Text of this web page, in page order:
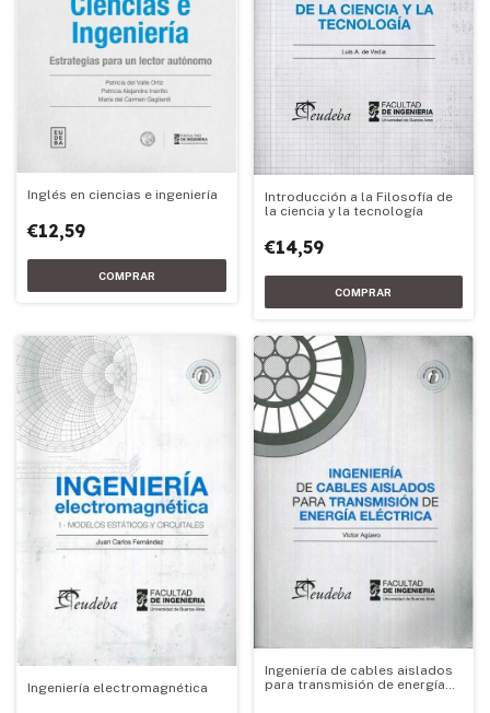
Inglés en ciencias e ingeniería
€12,59
Introducción a la Filosofía de
la ciencia y la tecnología
€14,59
Ingeniería electromagnética
Ingeniería de cables aislados
para transmisión de energía